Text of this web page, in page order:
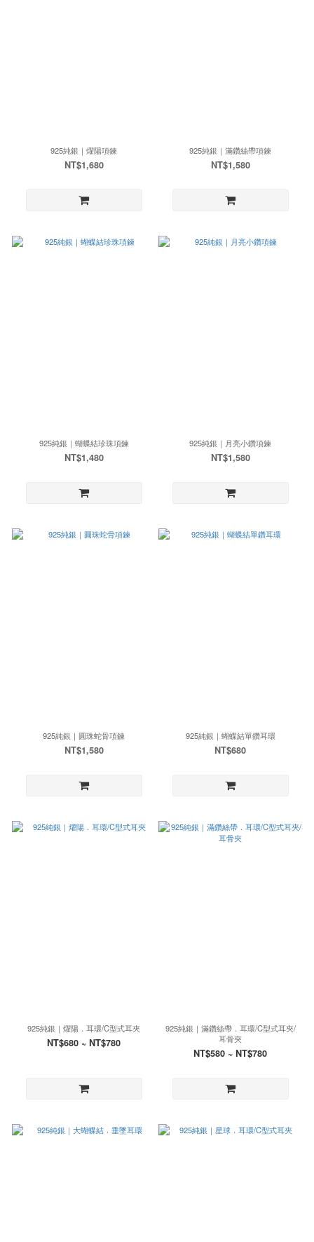
925純銀｜燿陽項鍊
NT$1,680
925純銀｜滿鑽絲帶項鍊
NT$1,580
925純銀｜蝴蝶結珍珠項鍊
NT$1,480
925純銀｜月亮小鑽項鍊
NT$1,580
925純銀｜圓珠蛇骨項鍊
NT$1,580
925純銀｜蝴蝶結單鑽耳環
NT$680
925純銀｜燿陽．耳環/C型式耳夾
NT$680 ~ NT$780
925純銀｜滿鑽絲帶．耳環/C型式耳夾/
耳骨夾
NT$580 ~ NT$780